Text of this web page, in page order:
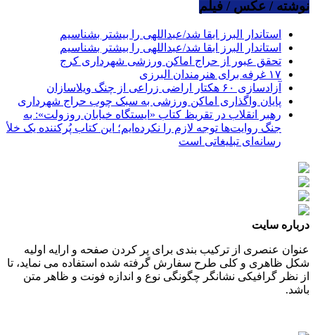
نوشته / عکس / فیلم
استاندار البرز ابقا شد/عبداللهی را بیشتر بشناسیم
استاندار البرز ابقا شد/عبداللهی را بیشتر بشناسیم
تحقق عبور از حراج اماکن ورزشی شهرداری کرج
۱۷ غرفه برای هنرمندان البرزی
آزادسازی ۶۰ هکتار اراضی زراعی از چنگ ویلاسازان
پایان واگذاری اماکن ورزشی به سبک چوب حراج شهرداری
رهبر انقلاب در تقریظ کتاب «ایستگاه خیابان روزولت»: به
جنگ روایت‌ها توجه لازم را نکرده‌ایم؛ این کتاب پُرکننده‌ یک خلأ
رسانه‌ای تبلیغاتی است
درباره سایت
عنوان عنصری از ترکیب بندی برای پر کردن صفحه و ارایه اولیه
شکل ظاهری و کلی طرح سفارش گرفته شده استفاده می نماید، تا
از نظر گرافیکی نشانگر چگونگی نوع و اندازه فونت و ظاهر متن
باشد.